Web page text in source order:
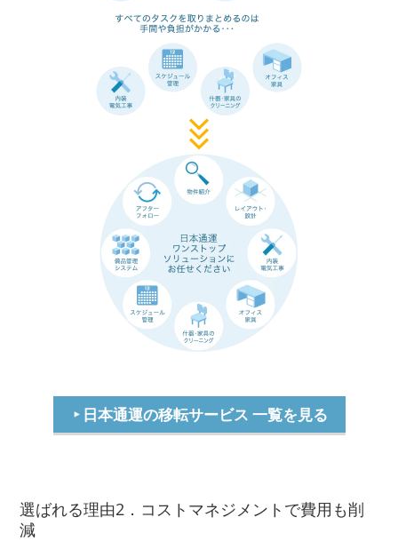
日本通運の移転サービス 一覧を見る
選ばれる理由2．コストマネジメントで費用も削
減